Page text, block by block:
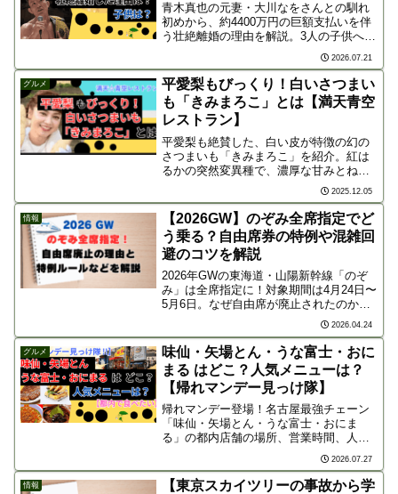
青木真也の元妻・大川なをさんとの馴れ
初めから、約4400万円の巨額支払いを伴
う壮絶離婚の理由を解説。3人の子供への
思いや、1Kでの一人暮らし、2026年9月
の朝倉未来戦など現在の姿に迫ります。
2026.07.21
グルメ
平愛梨もびっくり！白いさつまい
も「きみまろこ」とは【満天青空
レストラン】
平愛梨も絶賛した、白い皮が特徴の幻の
さつまいも「きみまろこ」を紹介。紅は
るかの突然変異種で、濃厚な甘みとねっ
とり食感が魅力。焼き芋、冷やし焼き
芋、天ぷらなどで楽しめる。希少なた
め、通販での入手がメインで売り切れ注
意。
2025.12.05
情報
【2026GW】のぞみ全席指定でど
う乗る？自由席券の特例や混雑回
避のコツを解説
2026年GWの東海道・山陽新幹線「のぞ
み」は全席指定に！対象期間は4月24日〜
5月6日。なぜ自由席が廃止されたのか、
自由席特急券で乗る際の注意点やデッキ
利用のルール、ネットの賛否両論の意見
まで詳しく解説。お出かけ前に必ず確認
しましょう！
2026.04.24
グルメ
味仙・矢場とん・うな富士・おに
まる はどこ？人気メニューは？
【帰れマンデー見っけ隊】
帰れマンデー登場！名古屋最強チェーン
「味仙・矢場とん・うな富士・おにま
る」の都内店舗の場所、営業時間、人気
メニュー、口コミを徹底解説！東京で楽
しめる絶品名古屋グルメ情報は必見で
す！
2026.07.27
情報
【東京スカイツリーの事故から学